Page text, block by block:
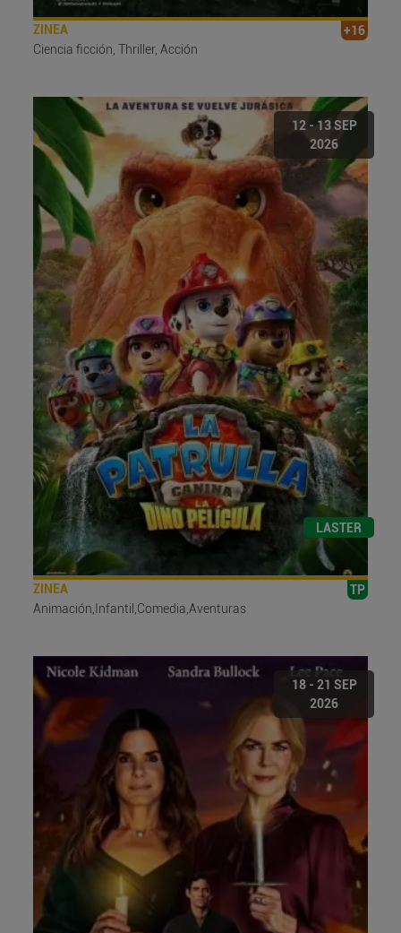
ZINEA
+16
Ciencia ficción, Thriller, Acción
12 - 13 SEP
2026
LASTER
ZINEA
TP
Animación,Infantil,Comedia,Aventuras
18 - 21 SEP
2026